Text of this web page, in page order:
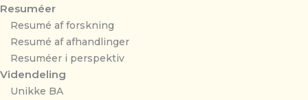
Resuméer
Resumé af forskning
Resumé af afhandlinger
Resuméer i perspektiv
Videndeling
Unikke BA